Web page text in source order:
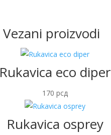
Vezani proizvodi
Rukavica eco diper
170 рсд
Rukavica osprey